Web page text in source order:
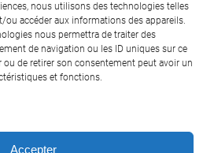
nous utilisons des technologies telles
ou accéder aux informations des appareils.
nous permettra de traiter des
de navigation ou les ID uniques sur ce
ou de retirer son consentement peut avoir un
et fonctions.
Accepter